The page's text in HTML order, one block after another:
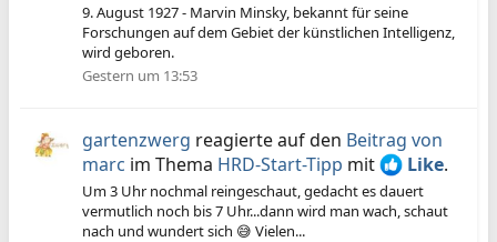
9. August 1927 - Marvin Minsky, bekannt für seine
Forschungen auf dem Gebiet der künstlichen Intelligenz,
wird geboren.
Gestern um 13:53
gartenzwerg reagierte auf den Beitrag von
marc im Thema HRD-Start-Tipp mit Like.
Um 3 Uhr nochmal reingeschaut, gedacht es dauert
vermutlich noch bis 7 Uhr...dann wird man wach, schaut
nach und wundert sich 😅 Vielen...